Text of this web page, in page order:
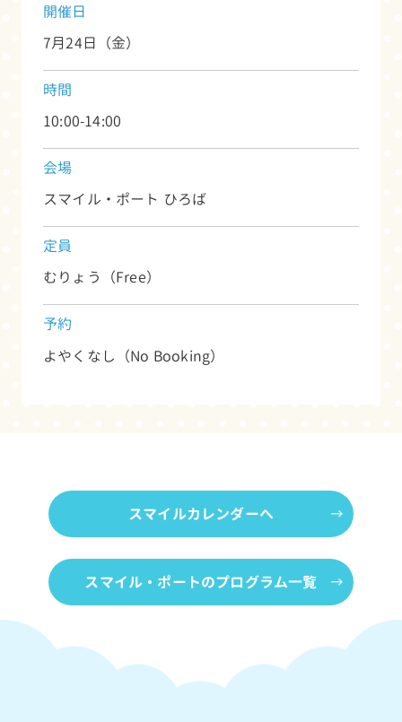
開催日
7月24日（金）
時間
10:00-14:00
会場
スマイル・ポート ひろば
定員
むりょう（Free）
予約
よやくなし（No Booking）
スマイルカレンダーへ
スマイル・ポートのプログラム一覧